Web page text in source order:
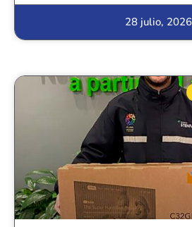
28 julio, 2026